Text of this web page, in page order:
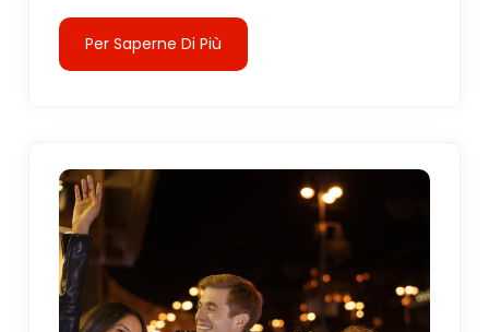
Per Saperne Di Più